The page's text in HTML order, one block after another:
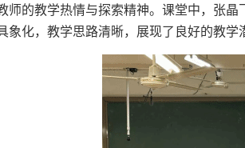
师的教学热情与探索精神。课堂中，张
象化，教学思路清晰，展现了良好的教学